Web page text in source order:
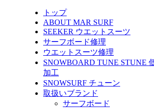
トップ
ABOUT MAR SURF
SEEKER ウエットスーツ
サーフボード修理
ウエットスーツ修理
SNOWBOARD TUNE STUNE
加工
SNOWSURF チューン
取扱いブランド
サーフボード